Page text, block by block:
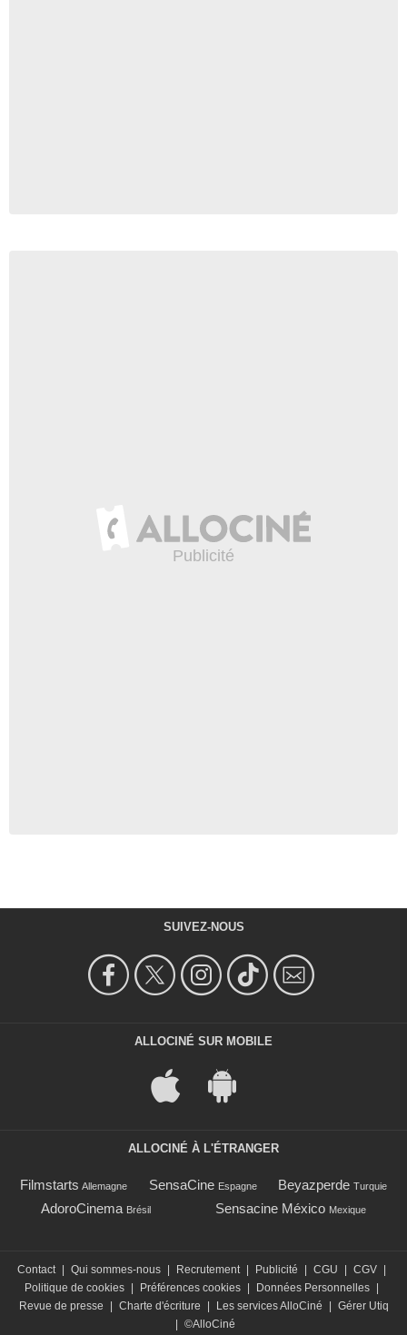
SUIVEZ-NOUS
ALLOCINÉ SUR MOBILE
ALLOCINÉ À L'ÉTRANGER
Filmstarts Allemagne SensaCine Espagne Beyazperde Turquie
AdoroCinema Brésil Sensacine México Mexique
Contact Qui sommes-nous Recrutement Publicité CGU CGV
Politique de cookies
Préférences cookies Données Personnelles
Revue de presse
Charte d'écriture Les services AlloCiné
Gérer Utiq
©AlloCiné